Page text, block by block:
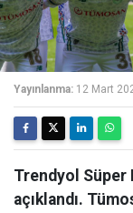
Yayınlanma: 12 Mart
Trendyol Süper
açıklandı.